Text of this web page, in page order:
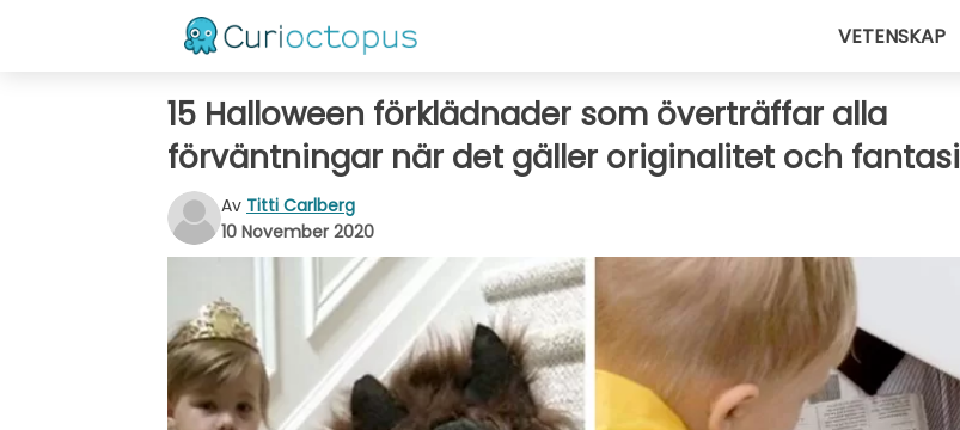
VETENSKAP
15 Halloween förklädnader som överträffar alla
förväntningar när det gäller originalitet och fantasi
Av Titti Carlberg
10 November 2020